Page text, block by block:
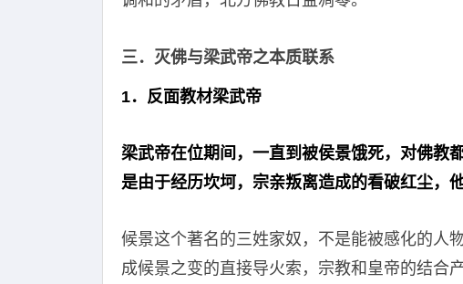
三．灭佛与梁武帝之本质联系
1．反面教材梁武帝
梁武帝在位期间，一直到被侯景饿死，对佛教
是由于经历坎坷，宗亲叛离造成的看破红尘，
候景这个著名的三姓家奴，不是能被感化的人
成候景之变的直接导火索，宗教和皇帝的结合